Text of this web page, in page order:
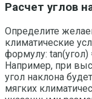
Расчет углов
Определите
климатические
формулу:
Например, при
угол наклона
мягких